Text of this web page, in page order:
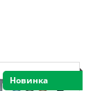
Новинка